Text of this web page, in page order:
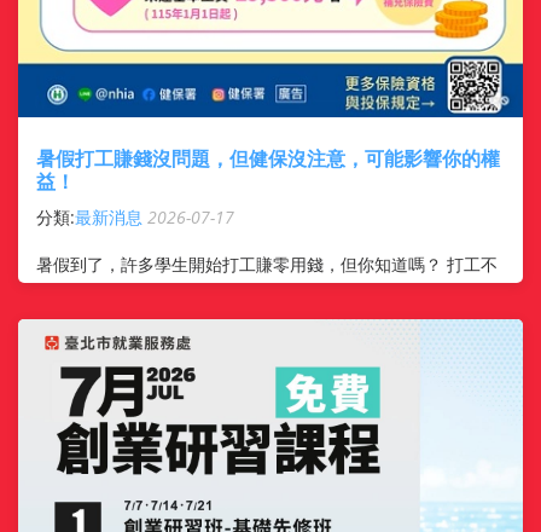
暑假打工賺錢沒問題，但健保沒注意，可能影響你的權
益！
分類:最新消息 2026-07-17
暑假到了，許多學生開始打工賺零用錢，但你知道嗎？ 打工不
定要換健保，其實不一定！ 暑假短期打工（未超過3個月），
你可以依自身情 ...